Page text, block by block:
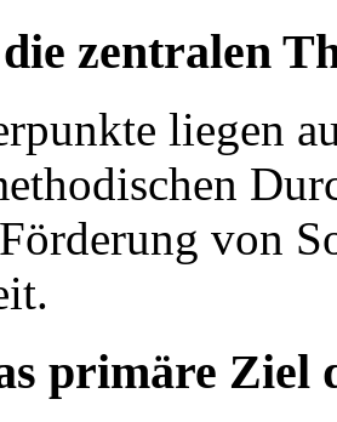
zentralen
liegen
von
primäre Ziel